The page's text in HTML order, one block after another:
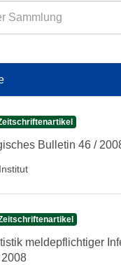
Bulletin 46 /
meldepflichtiger